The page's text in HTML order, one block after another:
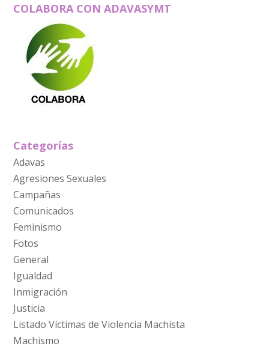
COLABORA CON ADAVASYMT
Categorías
Adavas
Agresiones Sexuales
Campañas
Comunicados
Feminismo
Fotos
General
Igualdad
Inmigración
Justicia
Listado Víctimas de Violencia Machista
Machismo